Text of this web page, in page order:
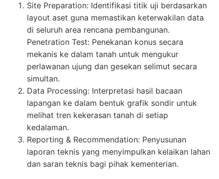
Site Preparation: Identifikasi titik uji berdasarkan
layout aset guna memastikan keterwakilan data
di seluruh area rencana pembangunan.
Penetration Test: Penekanan konus secara
mekanis ke dalam tanah untuk mengukur
perlawanan ujung dan gesekan selimut secara
simultan.
Data Processing: Interpretasi hasil bacaan
lapangan ke dalam bentuk grafik sondir untuk
melihat tren kekerasan tanah di setiap
kedalaman.
Reporting & Recommendation: Penyusunan
laporan teknis yang menyimpulkan kelaikan lahan
dan saran teknis bagi pihak kementerian.